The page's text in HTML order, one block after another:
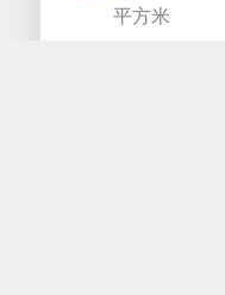
平方米